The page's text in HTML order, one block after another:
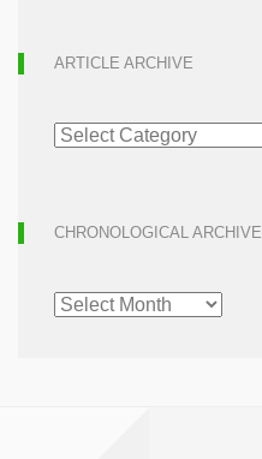
ARTICLE ARCHIVE
ARTICLE
ARCHIVE
CHRONOLOGICAL ARCHIVE
CHRONOLOGICAL
ARCHIVE